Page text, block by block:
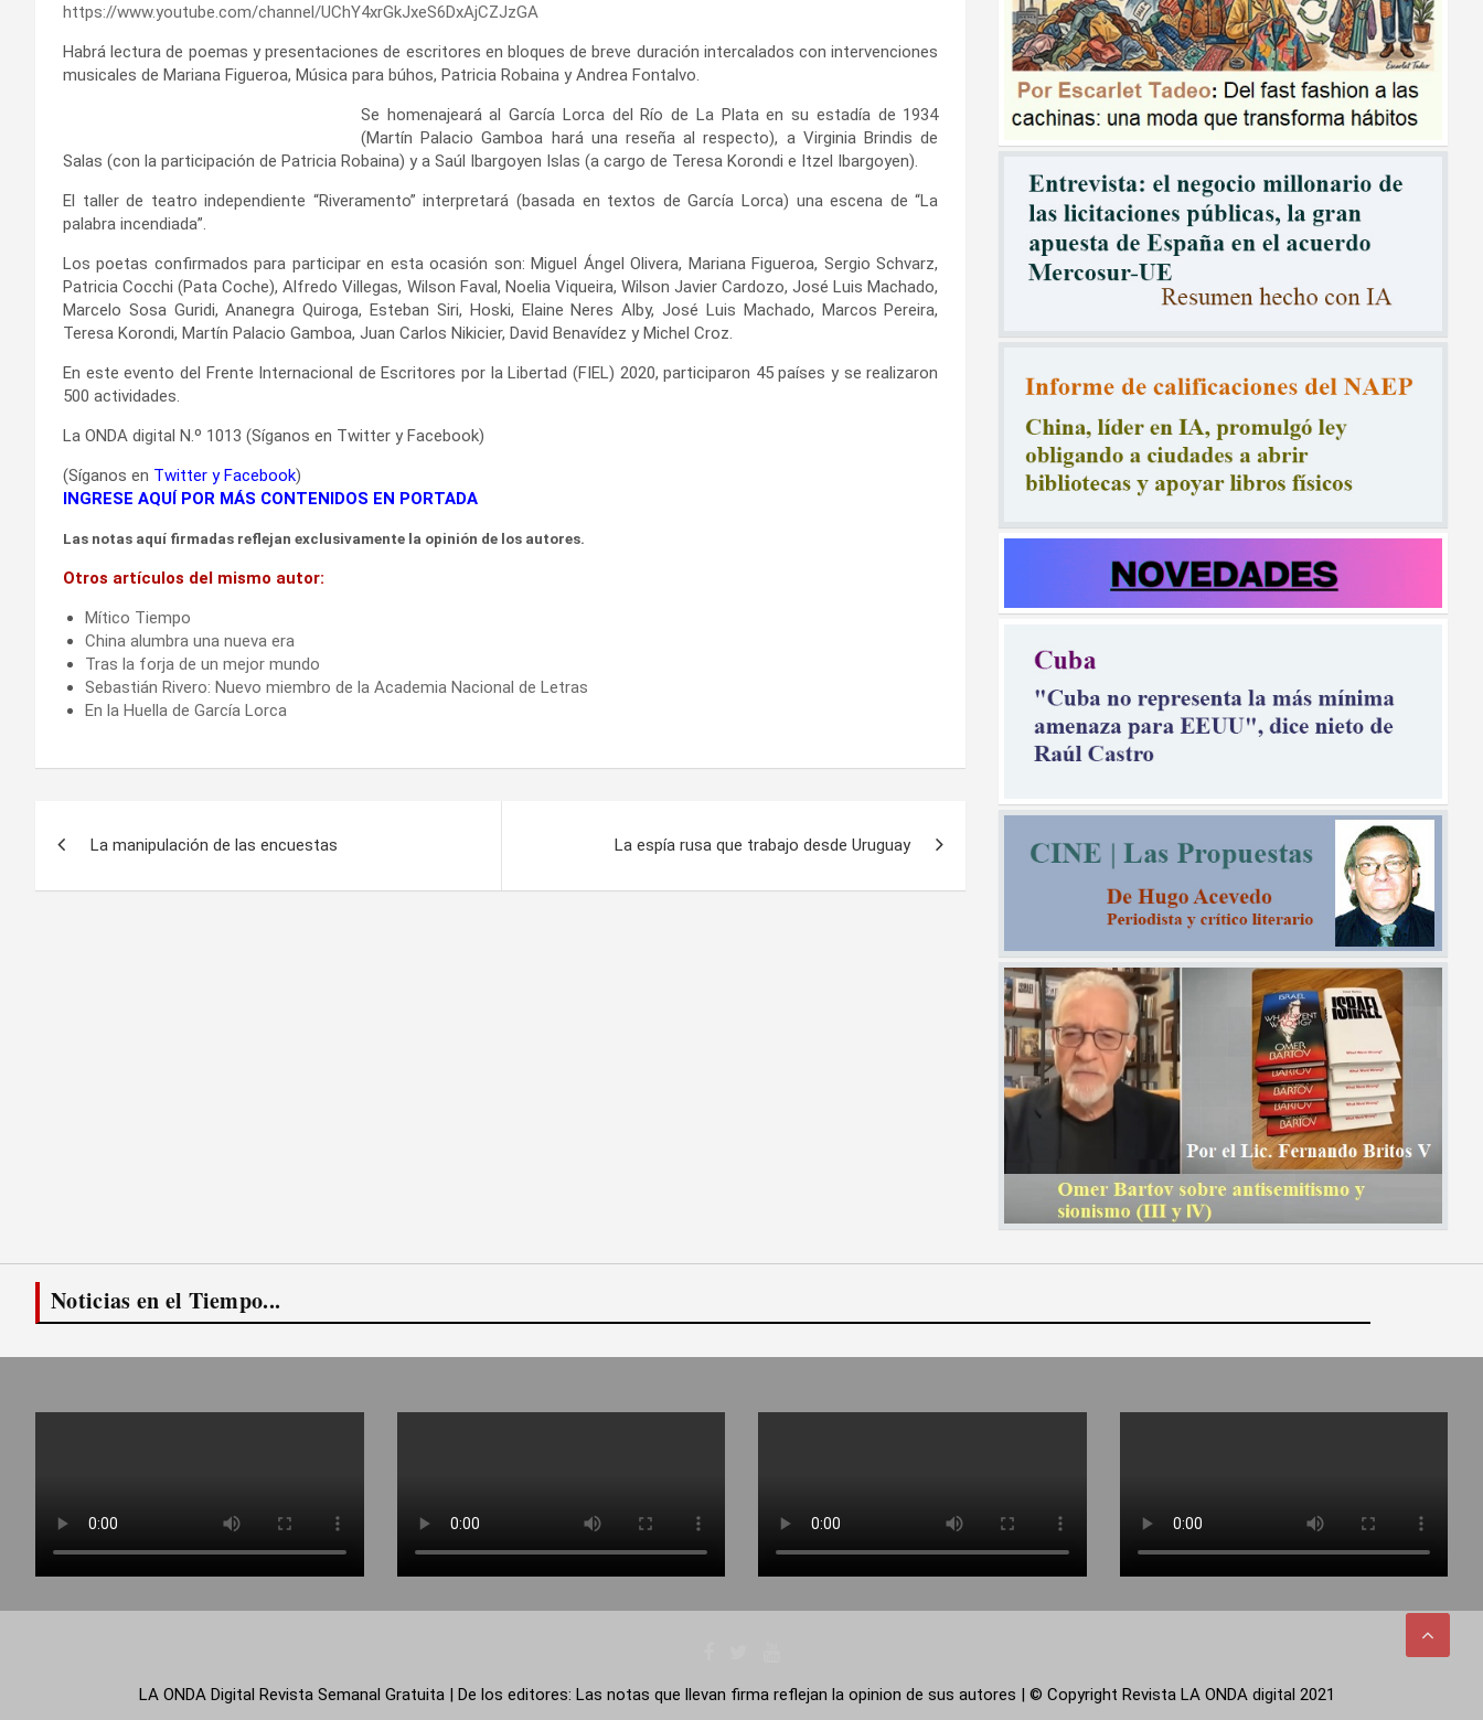
https://www.youtube.com/channel/UChY4xrGkJxeS6DxAjCZJzGA
Habrá lectura de poemas y presentaciones de escritores en bloques de breve duración intercalados con intervenciones
musicales de Mariana Figueroa, Música para búhos, Patricia Robaina y Andrea Fontalvo.
Se homenajeará al García Lorca del Río de La Plata en su estadía de 1934
(Martín Palacio Gamboa hará una reseña al respecto), a Virginia Brindis de
Salas (con la participación de Patricia Robaina) y a Saúl Ibargoyen Islas (a cargo de Teresa Korondi e Itzel Ibargoyen).
El taller de teatro independiente “Riveramento” interpretará (basada en textos de García Lorca) una escena de “La
palabra incendiada”.
Los poetas confirmados para participar en esta ocasión son: Miguel Ángel Olivera, Mariana Figueroa, Sergio Schvarz,
Patricia Cocchi (Pata Coche), Alfredo Villegas, Wilson Faval, Noelia Viqueira, Wilson Javier Cardozo, José Luis Machado,
Marcelo Sosa Guridi, Ananegra Quiroga, Esteban Siri, Hoski, Elaine Neres Alby, José Luis Machado, Marcos Pereira,
Teresa Korondi, Martín Palacio Gamboa, Juan Carlos Nikicier, David Benavídez y Michel Croz.
En este evento del Frente Internacional de Escritores por la Libertad (FIEL) 2020, participaron 45 países y se realizaron
500 actividades.
La ONDA digital N.º 1013 (Síganos en Twitter y Facebook)
(Síganos en Twitter yFacebook)
INGRESE AQUÍ POR MÁS CONTENIDOS EN PORTADA
Las notas aquí firmadas reflejan exclusivamente la opinión de los autores.
Otros artículos del mismo autor:
Mítico Tiempo
China alumbra una nueva era
Tras la forja de un mejor mundo
Sebastián Rivero: Nuevo miembro de la Academia Nacional de Letras
En la Huella de García Lorca
La manipulación de las encuestas La espía rusa que trabajo desde Uruguay
Noticias en el Tiempo...
LA ONDA Digital Revista Semanal Gratuita | De los editores: Las notas que llevan firma reflejan la opinion de sus autores | © Copyright Revista LA ONDA digital 2021